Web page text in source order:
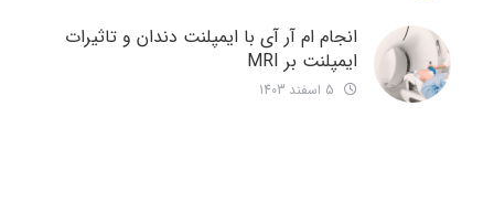
انجام ام آر آی با ایمپلنت دندان و تاثیرات
ایمپلنت بر MRI